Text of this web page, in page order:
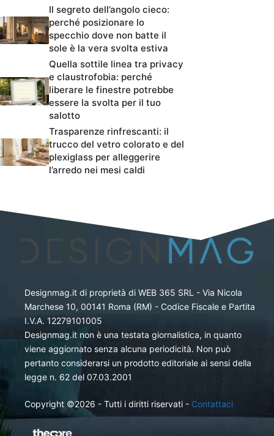
Il segreto dell’angolo cieco:
perché posizionare lo
specchio dove non batte il
sole è la vera svolta estiva
Quella sottile linea tra privacy
e claustrofobia: perché
liberare le finestre potrebbe
essere la svolta per il tuo
salotto
Trasparenze rinfrescanti: il
trucco del vetro colorato e del
plexiglass per alleggerire
l’arredo nei mesi caldi
Designmag.it di proprietà di WEB 365 SRL - Via Nicola
Marchese 10, 00141 Roma (RM) - Codice Fiscale e Partita
I.V.A. 12279101005
Designmag.it non è una testata giornalistica, in quanto
viene aggiornato senza alcuna periodicità. Non può
pertanto considerarsi un prodotto editoriale ai sensi della
legge n. 62 del 07.03.2001
Copyright ©2026 - Tutti i diritti riservati - Contattaci